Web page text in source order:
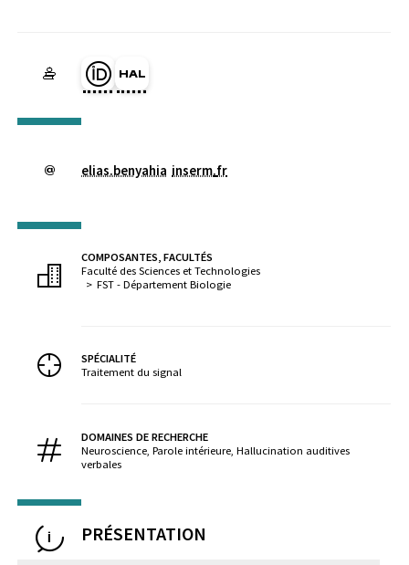
Page Orcid du membre (Ouverture dans une nouvelle fenêtre)
HAL elias-benyahia (Ouverture dans une nouvelle fenêtre)
elias.benyahia inserm.fr
COMPOSANTES, FACULTÉS
Faculté des Sciences et Technologies
FST - Département Biologie
SPÉCIALITÉ
Traitement du signal
DOMAINES DE RECHERCHE
Neuroscience, Parole intérieure, Hallucination auditives
verbales
PRÉSENTATION